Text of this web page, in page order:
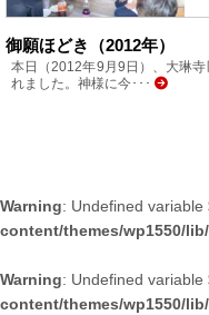
御願ほどき（2012年）
本日（2012年9月9日）、大琳
れました。神様に今･･･
Warning: Undefined variable
content/themes/wp1550/
Warning: Undefined variable
content/themes/wp1550/